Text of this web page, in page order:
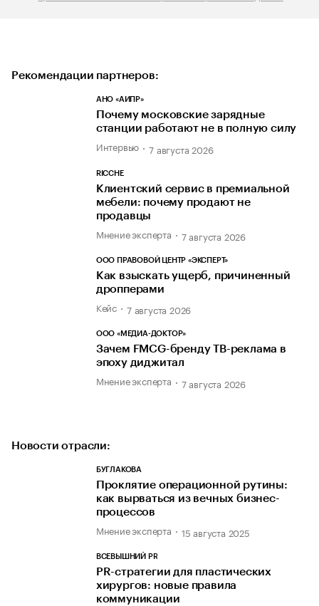
Рекомендации партнеров:
АНО «АИПР»
Почему московские зарядные
станции работают не в полную силу
Интервью 7 августа 2026
RICCHE
Клиентский сервис в премиальной
мебели: почему продают не
продавцы
Мнение эксперта 7 августа 2026
ООО ПРАВОВОЙ ЦЕНТР «ЭКСПЕРТ»
Как взыскать ущерб, причиненный
дропперами
Кейс 7 августа 2026
ООО «МЕДИА-ДОКТОР»
Зачем FMCG-бренду ТВ-реклама в
эпоху диджитал
Мнение эксперта 7 августа 2026
Новости отрасли:
БУГЛАКОВА
Проклятие операционной рутины:
как вырваться из вечных бизнес-
процессов
Мнение эксперта 15 августа 2025
ВСЕВЫШНИЙ PR
PR-стратегии для пластических
хирургов: новые правила
коммуникации